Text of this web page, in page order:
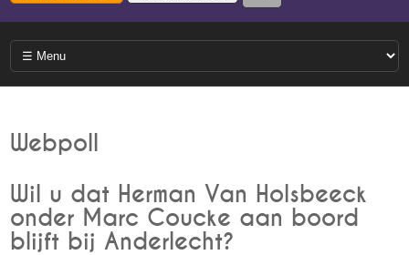
Webpoll
Wil u dat Herman Van Holsbeeck
onder Marc Coucke aan boord
blijft bij Anderlecht?